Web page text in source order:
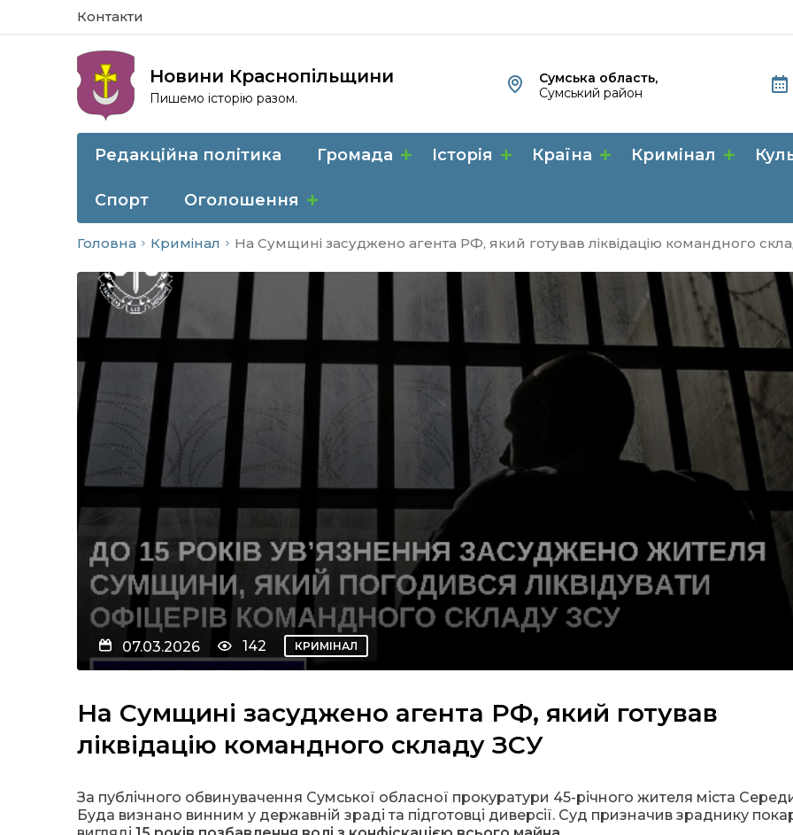
Контакти
Новини Краснопільщини
Пишемо історію разом.
Сумська область,
Сумський район
Редакційна політика Громада Історія Країна Кримінал
Спорт Оголошення
Головна Кримінал На Сумщині засуджено агента РФ, який готував ліквідацію командного
07.03.2026 142 КРИМІНАЛ
На Сумщині засуджено агента РФ, який готував
ліквідацію командного складу ЗСУ
За публічного обвинувачення Сумської обласної прокуратури 45-річного жителя міста
Буда визнано винним у державній зраді та підготовці диверсії. Суд призначив зраднику